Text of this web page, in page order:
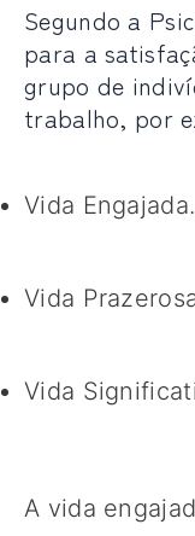
Segundo a
para a
grupo de
trabalho, por
Vida Engajada.
Vida
Vida
A vida